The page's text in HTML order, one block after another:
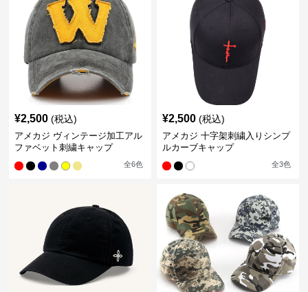
¥2,500 (税込)
アメカジ ヴィンテージ加工アル
ファベット刺繍キャップ
全6色
¥2,500 (税込)
アメカジ 十字架刺繍入りシンプ
ルカーブキャップ
全3色